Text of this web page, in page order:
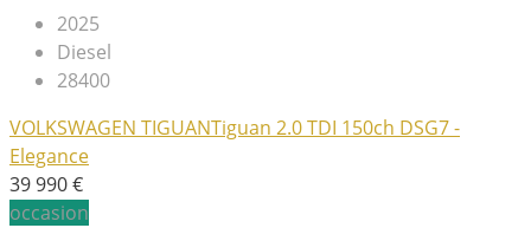
2025
Diesel
28400
VOLKSWAGEN TIGUANTiguan 2.0 TDI 150ch DSG7 -
Elegance
39 990 €
occasion